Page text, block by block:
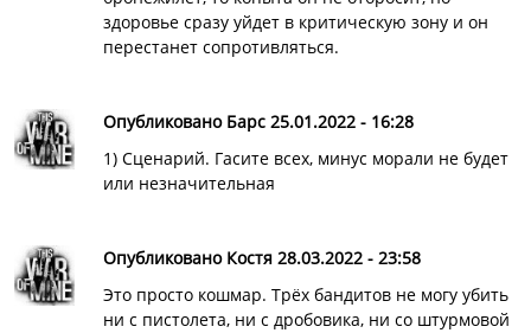
здоровье сразу уйдет в критическую зону и он
перестанет сопротивляться.
Опубликовано Барс 25.01.2022 - 16:28
1) Сценарий. Гасите всех, минус морали не будет
или незначительная
Опубликовано Костя 28.03.2022 - 23:58
Это просто кошмар. Трёх бандитов не могу убить
ни с пистолета, ни с дробовика, ни со штурмовой